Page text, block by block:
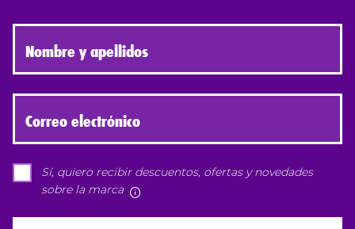
Nombre y apellidos
Correo electrónico
Sí, quiero recibir descuentos, ofertas y novedades
sobre la marca